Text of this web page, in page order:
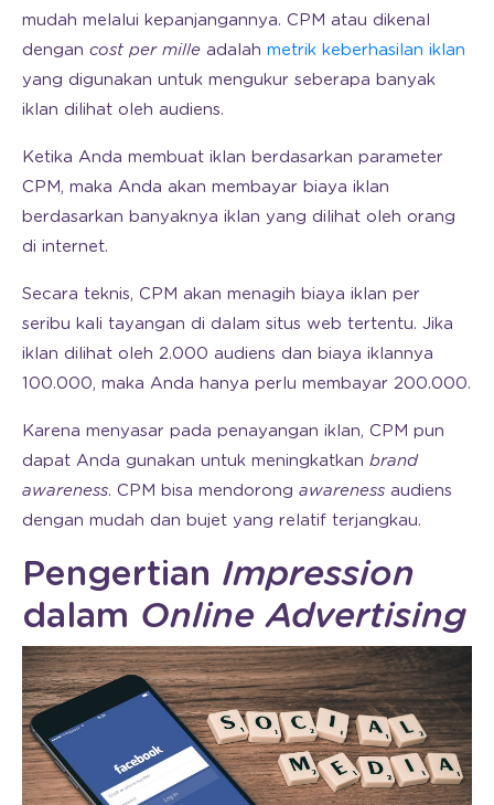
mudah melalui kepanjangannya. CPM atau dikenal
dengan cost per mille adalah metrik keberhasilan iklan
yang digunakan untuk mengukur seberapa banyak
iklan dilihat oleh audiens.
Ketika Anda membuat iklan berdasarkan parameter
CPM, maka Anda akan membayar biaya iklan
berdasarkan banyaknya iklan yang dilihat oleh orang
di internet.
Secara teknis, CPM akan menagih biaya iklan per
seribu kali tayangan di dalam situs web tertentu. Jika
iklan dilihat oleh 2.000 audiens dan biaya iklannya
100.000, maka Anda hanya perlu membayar 200.000.
Karena menyasar pada penayangan iklan, CPM pun
dapat Anda gunakan untuk meningkatkan brand
awareness. CPM bisa mendorong awareness audiens
dengan mudah dan bujet yang relatif terjangkau.
Pengertian Impression
dalam Online Advertising